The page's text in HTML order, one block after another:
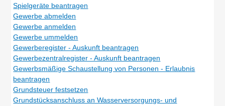
Spielgeräte beantragen
Gewerbe abmelden
Gewerbe anmelden
Gewerbe ummelden
Gewerberegister - Auskunft beantragen
Gewerbezentralregister - Auskunft beantragen
Gewerbsmäßige Schaustellung von Personen - Erlaubnis
beantragen
Grundsteuer festsetzen
Grundstücksanschluss an Wasserversorgungs- und